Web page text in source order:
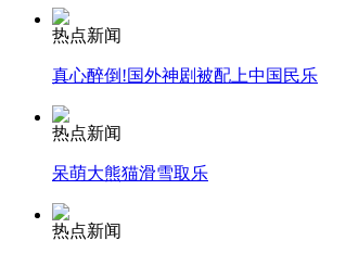
安徽一实载49人客车翻车
走！跟着总书记去植树
热点新闻
真心醉倒!国外神剧被配上中国民乐
热点新闻
呆萌大熊猫滑雪取乐
热点新闻